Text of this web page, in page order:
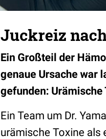
Juckreiz
Ein Großteil der
genaue Ursache war
gefunden: Urämische
Ein Team um Dr.
urämische Toxine als